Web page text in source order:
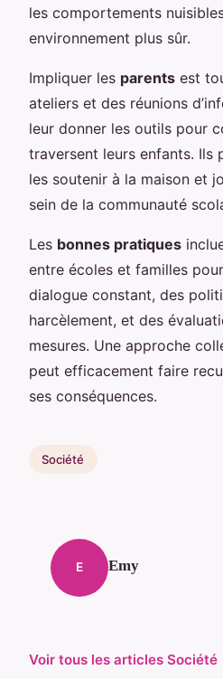
les comportements
environnement plus sûr.
Impliquer les parents est
ateliers et des réunions
leur donner les outils pour
traversent leurs enfants. Ils
les soutenir à la maison et
sein de la communauté
Les bonnes pratiques
entre écoles et familles
dialogue constant, des
harcèlement, et des
mesures. Une approche
peut efficacement faire
ses conséquences.
Société
E Emy
Voir tous les articles